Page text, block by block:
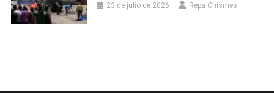
23 de julio de 2026 Repa Chismes